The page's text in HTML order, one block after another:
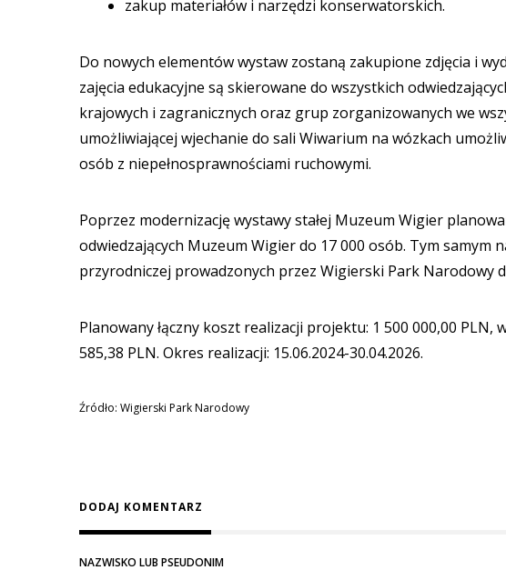
zakup materiałów i narzędzi konserwatorskich.
Do nowych elementów wystaw zostaną zakupione zdjęcia i
zajęcia edukacyjne są skierowane do wszystkich
krajowych i zagranicznych oraz grup zorganizowanych we
umożliwiającej wjechanie do sali Wiwarium na wózkach
osób z niepełnosprawnościami ruchowymi.
Poprzez modernizację wystawy stałej Muzeum Wigier
odwiedzających Muzeum Wigier do 17 000 osób. Tym samym
przyrodniczej prowadzonych przez Wigierski Park Narodowy
Planowany łączny koszt realizacji projektu: 1 500 000,00 PLN,
585,38 PLN. Okres realizacji: 15.06.2024-30.04.2026.
Źródło: Wigierski Park Narodowy
DODAJ KOMENTARZ
NAZWISKO LUB PSEUDONIM